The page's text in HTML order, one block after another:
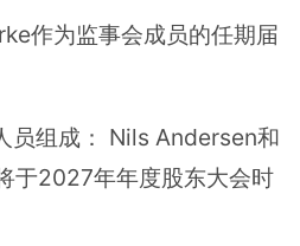
作为监事会成员的任期届
员组成： Nils Andersen和
于2027年年度股东大会时